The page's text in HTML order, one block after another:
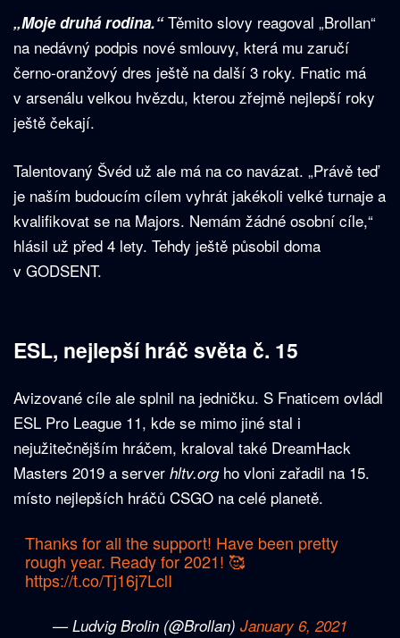
„Moje druhá rodina.“Těmito slovy reagoval „Brollan“
na nedávný podpis nové smlouvy, která mu zaručí
černo-oranžový dres ještě na další 3 roky. Fnatic má
v arsenálu velkou hvězdu, kterou zřejmě nejlepší roky
ještě čekají.
Talentovaný Švéd už ale má na co navázat. „Právě teď
je naším budoucím cílem vyhrát jakékoli velké turnaje a
kvalifikovat se na Majors. Nemám žádné osobní cíle,“
hlásil už před 4 lety. Tehdy ještě působil doma
v GODSENT.
ESL, nejlepší hráč světa č. 15
Avizované cíle ale splnil na jedničku. S Fnaticem ovládl
ESL Pro League 11, kde se mimo jiné stal i
nejužitečnějším hráčem, kraloval také DreamHack
Masters 2019 a server hltv.orgho vloni zařadil na 15.
místo nejlepších hráčů CSGO na celé planetě.
Thanks for all the support! Have been pretty
rough year. Ready for 2021! 🥰
https://t.co/Tj16j7LclI
— Ludvig Brolin (@Brollan) January 6, 2021